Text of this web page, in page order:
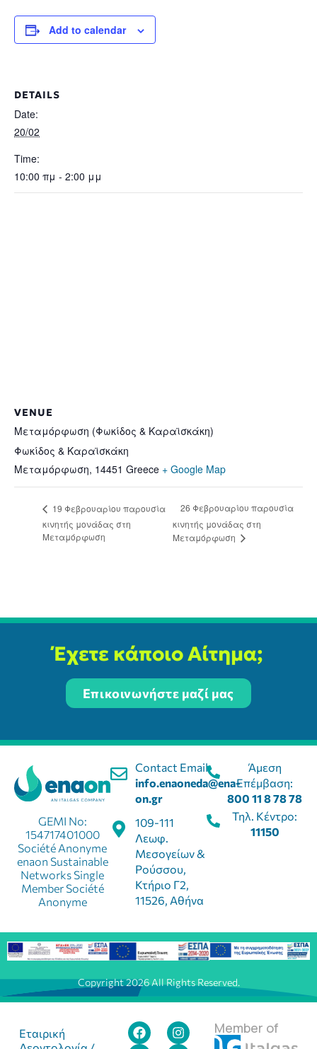
Add to calendar
DETAILS
Date:
20/02
Time:
10:00 πμ - 2:00 μμ
VENUE
Μεταμόρφωση (Φωκίδος & Καραϊσκάκη)
Φωκίδος & Καραϊσκάκη
Μεταμόρφωση, 14451 Greece + Google Map
19 Φεβρουαρίου παρουσία
κινητής μονάδας στη
Μεταμόρφωση
26 Φεβρουαρίου παρουσία
κινητής μονάδας στη
Μεταμόρφωση
Έχετε κάποιο Αίτημα;
Επικοινωνήστε μαζί μας
Contact Email:
info.enaoneda@ena-
on.gr
109-111
Λεωφ.
Μεσογείων &
Ρούσσου,
Κτήριο Γ2,
11526, Αθήνα
GEMI No:
154717401000
Société Anonyme
enaon Sustainable
Networks Single
Member Société
Anonyme
Άμεση
Επέμβαση:
800 11 8 78 78
Τηλ. Κέντρο:
11150
Copyright 2026 All Rights Reserved.
Εταιρική
Member of